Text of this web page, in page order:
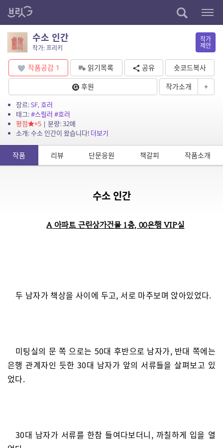
수소 인간
작가: 프리키
작가
제안
작품공감 1 읽기목록 공유
숏코드복사
후원
작가소개 +
장르:SF,호러
태그:#스릴러 #호러
평점
×5| 분량: 32매
소개: 수소 인간이 왔습니다! 더보기
작품 리뷰 단문응원 책갈피 작품소개
수소 인간
A 아파트 근린상가건물 1층, 00은행 VIP실
두 남자가 책상을 사이에 두고, 서로 마주보며 앉아있었다.
미팅실의 문 쪽 으로는 50대 후반으로 남자가, 반대 쪽에는
은행 관계자인 듯한 30대 남자가 앞의 서류들을 살펴보고 있
었다.
30대 남자가 서류를 한참 들여다보더니, 까칠하게 입을 열